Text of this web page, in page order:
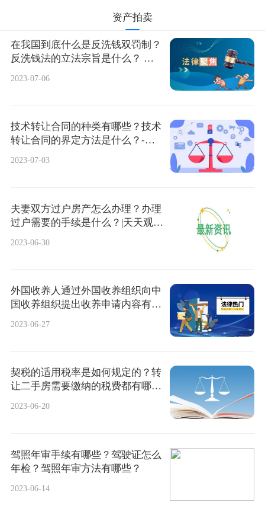
资产拍卖
在我国到底什么是反洗钱双罚制？
反洗钱法的立法宗旨是什么？ 焦
2023-07-06
技术转让合同的种类有哪些？技术
转让合同的界定方法是什么？-当
2023-07-03
夫妻双方过户房产怎么办理？办理
过户需要的手续是什么？|天天观焦
2023-06-30
外国收养人通过外国收养组织向中
国收养组织提出收养申请内容有哪
2023-06-27
契税的适用税率是如何规定的？转
让二手房需要缴纳的税费都有哪
2023-06-20
驾照年审手续有哪些？驾驶证怎么
年检？驾照年审方法有哪些？
2023-06-14